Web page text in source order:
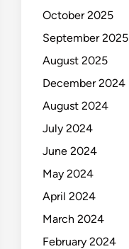
October 2025
September 2025
August 2025
December 2024
August 2024
July 2024
June 2024
May 2024
April 2024
March 2024
February 2024